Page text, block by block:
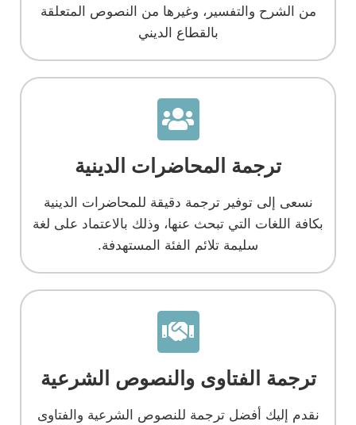
من الشرح والتفسير، وغيرها من النصوص المتعلقة
بالقطاع الديني
ترجمة المحاضرات الدينية
نسعى إلى توفير ترجمة دقيقة للمحاضرات الدينية
بكافة اللغات التي تبحث عنها، وذلك بالاعتماد على لغة
سليمة تلائم الفئة المستهدفة.
ترجمة الفتاوى والنصوص الشرعية
نقدم إليك أفضل ترجمة للنصوص الشرعية والفتاوى